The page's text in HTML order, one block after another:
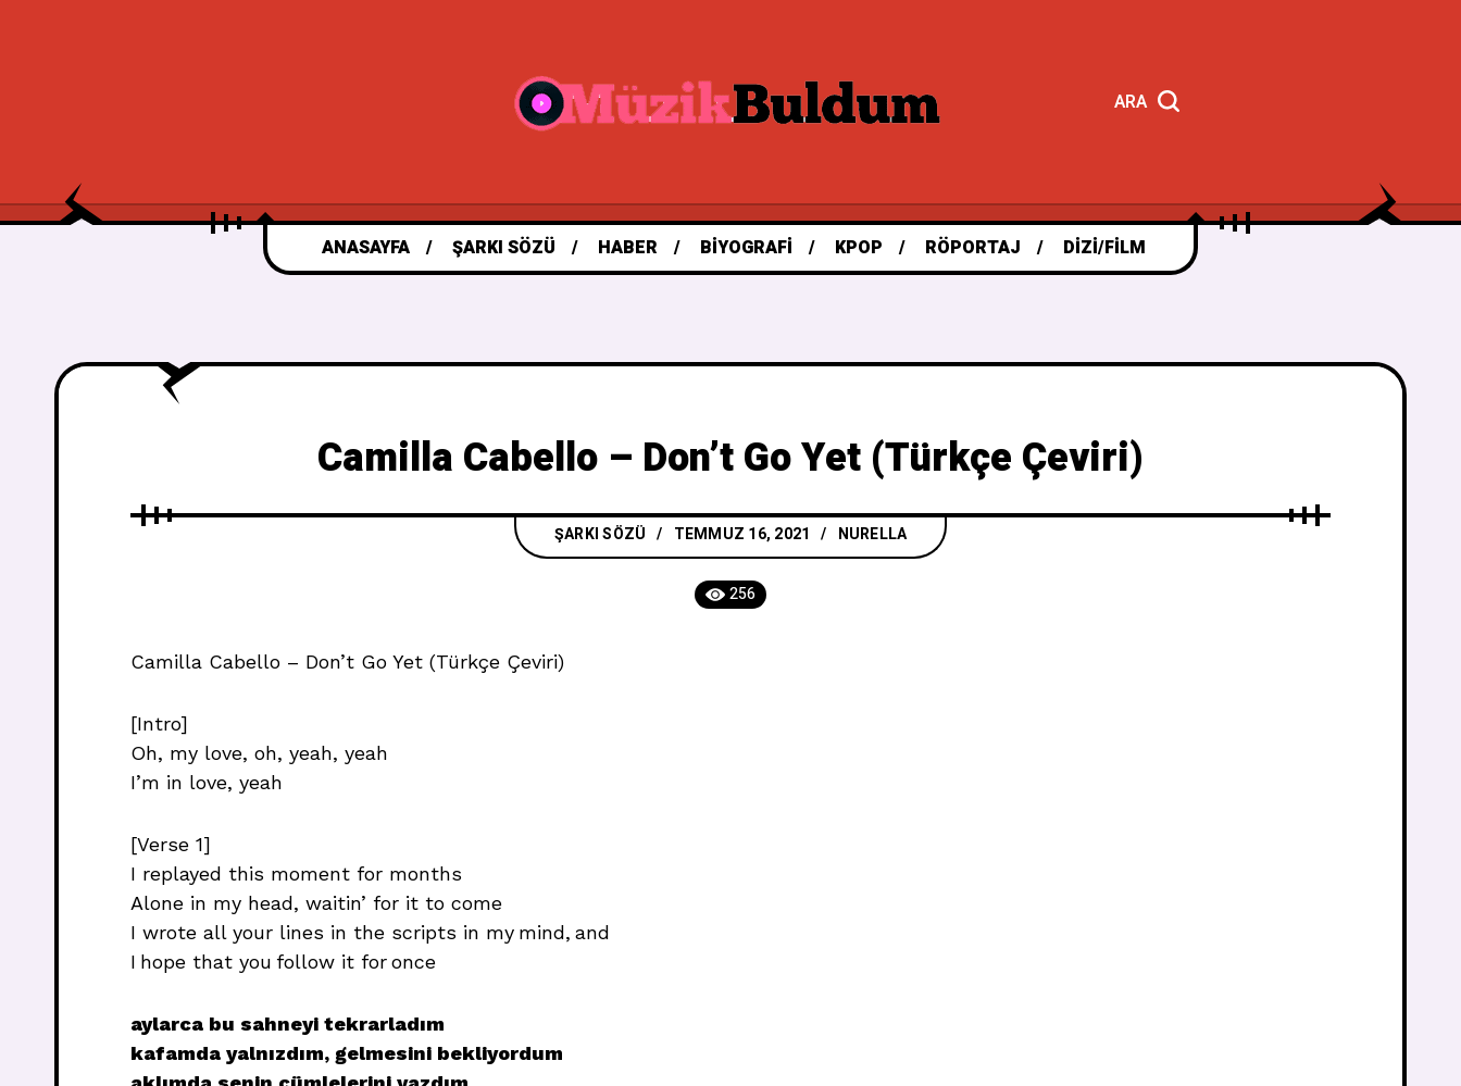
ARA
ANASAYFA ŞARKI SÖZÜ HABER BIYOGRAFI KPOP RÖPORTAJ DIZI/FILM
Camilla Cabello – Don’t Go Yet (Türkçe Çeviri)
ŞARKI SÖZÜ TEMMUZ 16, 2021 NURELLA
256
Camilla Cabello – Don’t Go Yet (Türkçe Çeviri)
[Intro]
Oh, my love, oh, yeah, yeah
I’m in love, yeah
[Verse 1]
I replayed this moment for months
Alone in my head, waitin’ for it to come
I wrote all your lines in the scripts in my mind, and
I hope that you follow it for once
aylarca bu sahneyi tekrarladım
kafamda yalnızdım, gelmesini bekliyordum